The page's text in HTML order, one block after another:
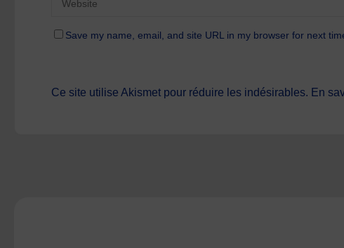
Save my name, email, and site URL in my browser for next
Ce site utilise Akismet pour réduire les indésirables. En